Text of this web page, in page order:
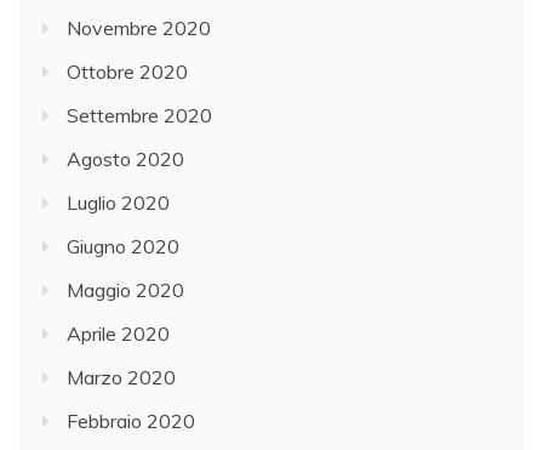
Novembre 2020
Ottobre 2020
Settembre 2020
Agosto 2020
Luglio 2020
Giugno 2020
Maggio 2020
Aprile 2020
Marzo 2020
Febbraio 2020